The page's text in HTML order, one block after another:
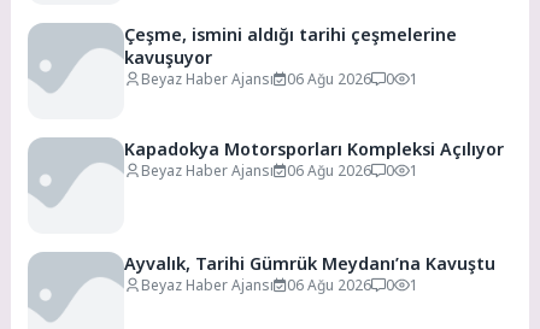
Çeşme, ismini aldığı tarihi çeşmelerine
kavuşuyor
Beyaz Haber Ajansı 06 Ağu 2026 0 1
Kapadokya Motorsporları Kompleksi Açılıyor
Beyaz Haber Ajansı 06 Ağu 2026 0 1
Ayvalık, Tarihi Gümrük Meydanı’na Kavuştu
Beyaz Haber Ajansı 06 Ağu 2026 0 1